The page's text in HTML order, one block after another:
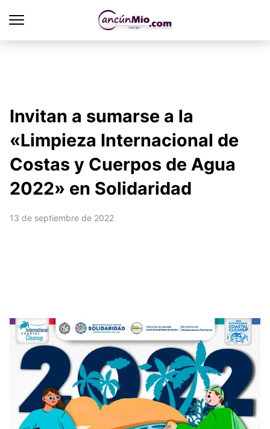
Invitan a sumarse a la
«Limpieza Internacional de
Costas y Cuerpos de Agua
2022» en Solidaridad
13 de septiembre de 2022